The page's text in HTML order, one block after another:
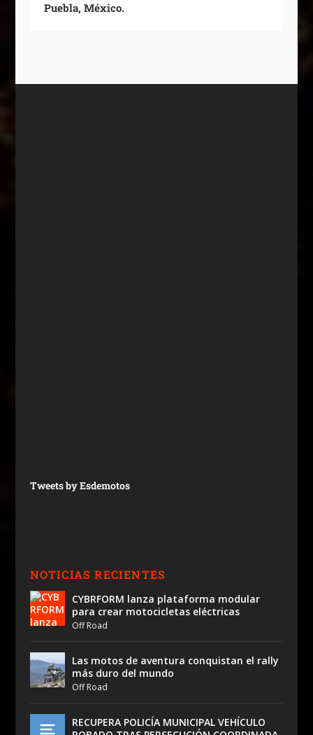
Puebla, México.
Tweets by Esdemotos
NOTICIAS RECIENTES
CYBRFORM lanza plataforma modular
para crear motocicletas eléctricas
Off Road
Las motos de aventura conquistan el rally
más duro del mundo
Off Road
RECUPERA POLICÍA MUNICIPAL VEHÍCULO